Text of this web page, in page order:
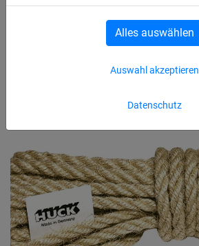
Datenschutz
Auswahl akzeptieren
Alles auswählen